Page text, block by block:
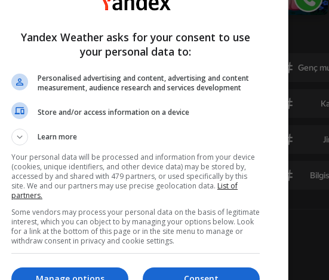
Kung fu dövüşü
El çabukluğu Görsel
Yandex Weather asks for your consent to use
your personal data to:
Personalised advertising and content, advertising and content
measurement, audience research and services development
Store and/or access information on a device
Learn more
Your personal data will be processed and information from your device
(cookies, unique identifiers, and other device data) may be stored by,
accessed by and shared with 479 partners, or used specifically by this
site. We and our partners may use precise geolocation data. List of
partners.
Some vendors may process your personal data on the basis of legitimate
interest, which you can object to by managing your options below. Look
for a link at the bottom of this page or in the site menu to manage or
withdraw consent in privacy and cookie settings.